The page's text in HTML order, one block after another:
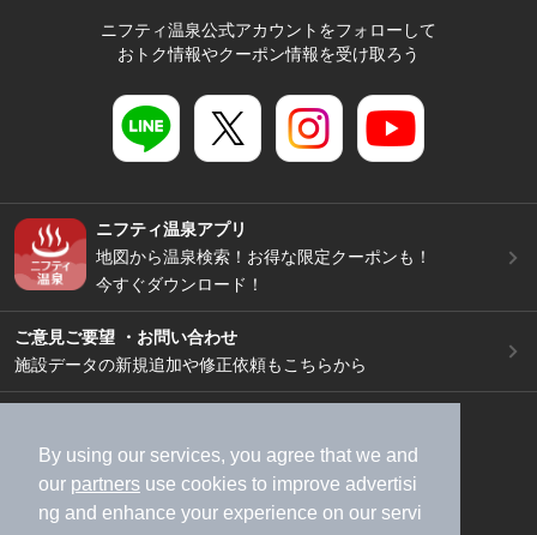
By using our services, you agree that we and
our partners use cookies to improve advertisi
ng and enhance your experience on our servi
ニフティ温泉公式アカウントをフォローして
おトク情報やクーポン情報を受け取ろう
ニフティ温泉アプリ
地図から温泉検索！お得な限定クーポンも！
今すぐダウンロード！
ご意見ご要望 ・お問い合わせ
施設データの新規追加や修正依頼もこちらから
加盟店募集（資料請求）
広告出稿のご案内
利用規約
ライフスタイルMEMBERS+規約
特定商取引法に基づく表記
ヘルプ 採用情報